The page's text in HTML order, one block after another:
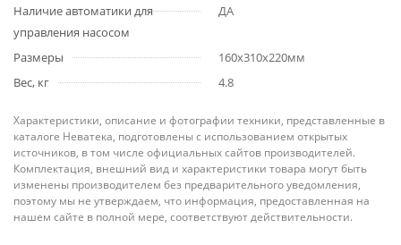
Наличие автоматики для
управления насосом
ДА
Размеры
160x310x220мм
Вес, кг
4.8
Характеристики, описание и фотографии техники, представленные в
каталоге Неватека, подготовлены с использованием открытых
источников, в том числе официальных сайтов производителей.
Комплектация, внешний вид и характеристики товара могут быть
изменены производителем без предварительного уведомления,
поэтому мы не утверждаем, что информация, предоставленная на
нашем сайте в полной мере, соответствуют действительности.